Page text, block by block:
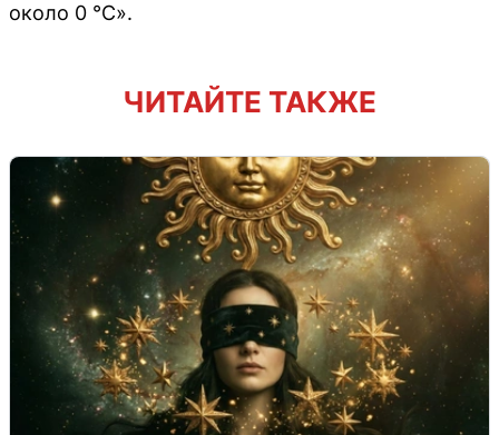
около 0 °С».
ЧИТАЙТЕ ТАКЖЕ